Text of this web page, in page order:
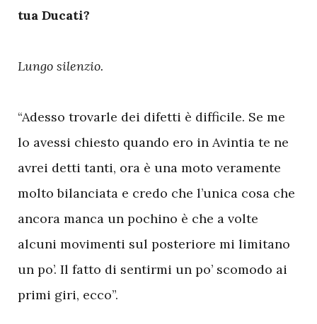
tua Ducati?
Lungo silenzio.
“Adesso trovarle dei difetti è difficile. Se me
lo avessi chiesto quando ero in Avintia te ne
avrei detti tanti, ora è una moto veramente
molto bilanciata e credo che l’unica cosa che
ancora manca un pochino è che a volte
alcuni movimenti sul posteriore mi limitano
un po’. Il fatto di sentirmi un po’ scomodo ai
primi giri, ecco”.